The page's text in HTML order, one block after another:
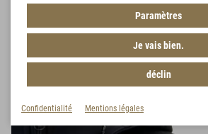
Paramètres
Je vais bien.
déclin
Confidentialité Mentions légales